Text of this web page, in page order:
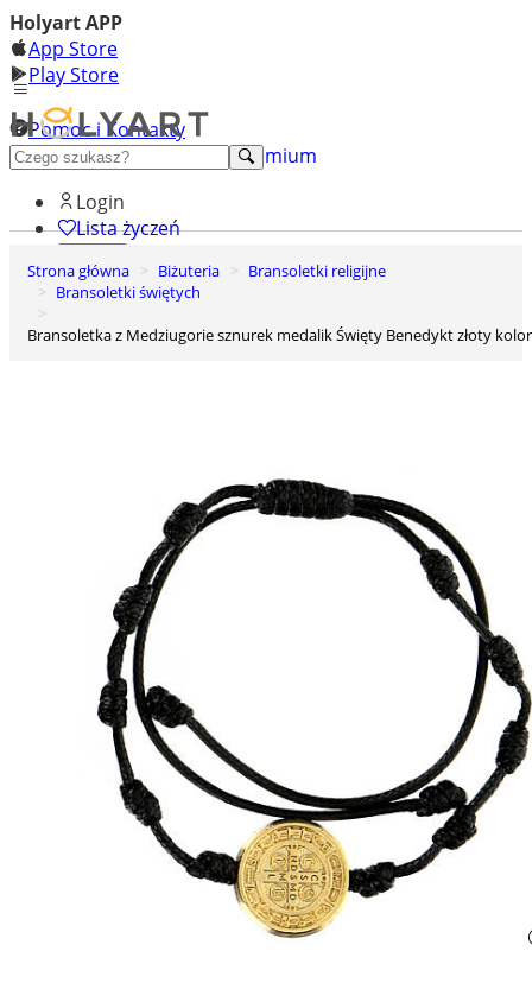
Holyart APP
App Store
Play Store
Pomoc i Kontakty
+48 222 922 860
Odkryj premium
Login
Lista życzeń
0
Koszyk
Strona główna Biżuteria
Bransoletki religijne
Bransoletki świętych
Bransoletka z Medziugorie sznurek medalik Święty Benedykt złoty kolor